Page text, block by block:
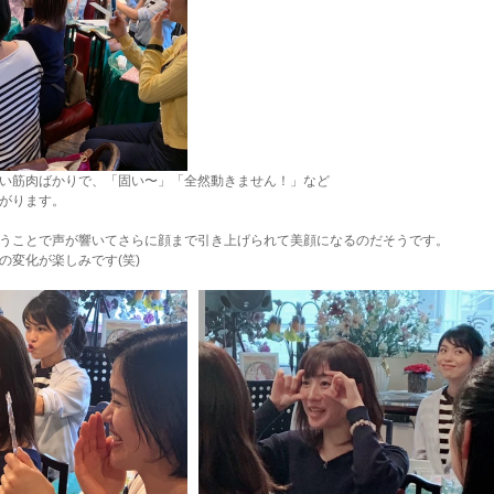
筋肉ばかりで、「固い〜」「全然動きません！」など
ります。
ことで声が響いてさらに顔まで引き上げられて美顔になるのだそうです。
変化が楽しみです(笑)